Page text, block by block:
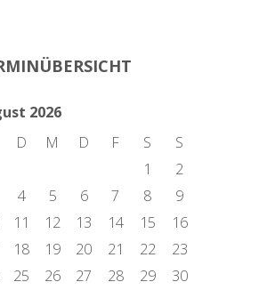
2026
D M D F S
S
1
2
4 5 6 7 8
9
11 12 13 14 15
16
18 19 20 21 22
23
25 26 27 28 29
30